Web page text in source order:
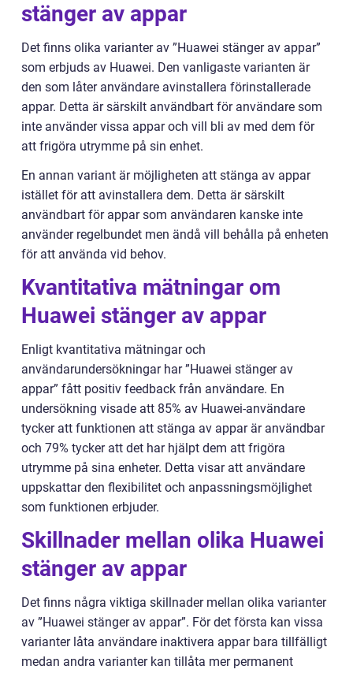
stänger av appar
Det finns olika varianter av ”Huawei stänger av appar”
som erbjuds av Huawei. Den vanligaste varianten är
den som låter användare avinstallera förinstallerade
appar. Detta är särskilt användbart för användare som
inte använder vissa appar och vill bli av med dem för
att frigöra utrymme på sin enhet.
En annan variant är möjligheten att stänga av appar
istället för att avinstallera dem. Detta är särskilt
användbart för appar som användaren kanske inte
använder regelbundet men ändå vill behålla på enheten
för att använda vid behov.
Kvantitativa mätningar om
Huawei stänger av appar
Enligt kvantitativa mätningar och
användarundersökningar har ”Huawei stänger av
appar” fått positiv feedback från användare. En
undersökning visade att 85% av Huawei-användare
tycker att funktionen att stänga av appar är användbar
och 79% tycker att det har hjälpt dem att frigöra
utrymme på sina enheter. Detta visar att användare
uppskattar den flexibilitet och anpassningsmöjlighet
som funktionen erbjuder.
Skillnader mellan olika Huawei
stänger av appar
Det finns några viktiga skillnader mellan olika varianter
av ”Huawei stänger av appar”. För det första kan vissa
varianter låta användare inaktivera appar bara tillfälligt
medan andra varianter kan tillåta mer permanent